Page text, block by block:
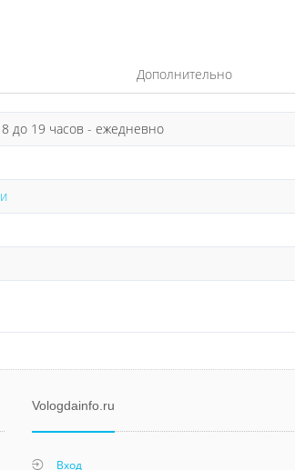
Дополнительно
до 19 часов - ежедневно
Vologdainfo.ru
Вход